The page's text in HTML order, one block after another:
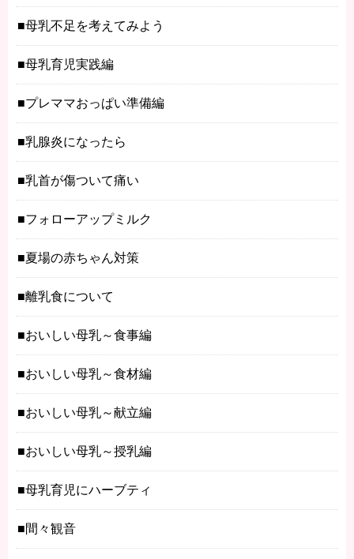
母乳不足を考えてみよう
母乳育児実践編
プレママおっぱい準備編
乳腺炎になったら
乳首が傷ついて痛い
フォローアップミルク
夏場の赤ちゃん対策
離乳食について
おいしい母乳～食事編
おいしい母乳～食材編
おいしい母乳～献立編
おいしい母乳～授乳編
母乳育児にハーブティ
間々観音